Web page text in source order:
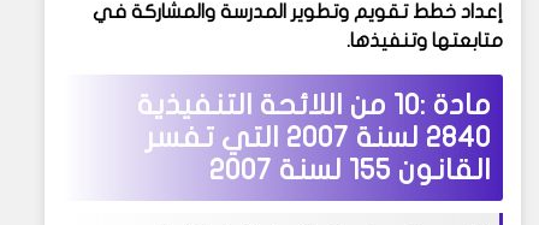
إعداد خطط تقويم وتطوير المدرسة والمشاركة في
متابعتها وتنفيذها.
مادة :10 من
اللائحة التنفيذية
2840 لسنة 2007 التي تفسر
القانون 155 لسنة 2007